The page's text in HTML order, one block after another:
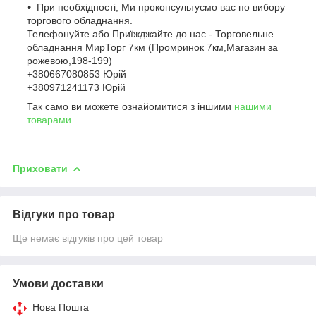
При необхідності, Ми проконсультуємо вас по вибору
торгового обладнання.
Телефонуйте або Приїжджайте до нас - Торговельне
обладнання МирТорг 7км (Промринок 7км,Магазин за
рожевою,198-199)
+380667080853 Юрій
+380971241173 Юрій
Так само ви можете ознайомитися з іншими нашими
товарами
Приховати
Відгуки про товар
Ще немає відгуків про цей товар
Умови доставки
Нова Пошта